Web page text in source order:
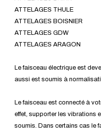
ATTELAGES THULE
ATTELAGES BOISNIER
ATTELAGES GDW
ATTELAGES ARAGON
Le faisceau électrique est
aussi est soumis à
Le faisceau est connecté à
effet, supporter les vibrations
soumis. Dans certains cas le